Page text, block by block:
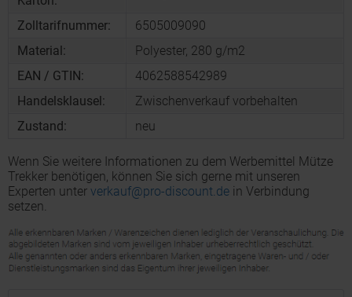
Zolltarifnummer:
6505009090
Material:
Polyester, 280 g/m2
EAN / GTIN:
4062588542989
Handelsklausel:
Zwischenverkauf vorbehalten
Zustand:
neu
Wenn Sie weitere Informationen zu dem Werbemittel Mütze
Trekker benötigen, können Sie sich gerne mit unseren
Experten unter verkauf@pro-discount.de in Verbindung
setzen.